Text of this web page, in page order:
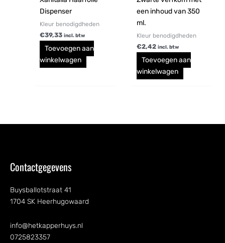
Dispenser
Kleur benodigdheden
€39,33 incl. btw
Toevoegen aan
winkelwagen
een inhoud van 350
ml.
Kleur benodigdheden
€2,42 incl. btw
Toevoegen aan
winkelwagen
Contactgegevens
Buysballotstraat 41
1704 SK Heerhugowaard
info@hetkapperhuys.nl
0725823357